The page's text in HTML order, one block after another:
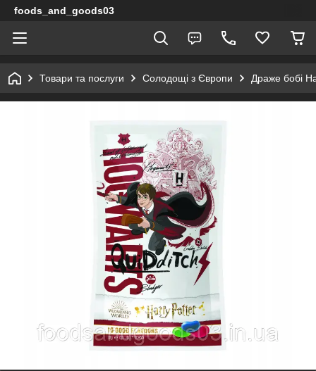
foods_and_goods03
Товари та послуги Солодощі з Європи Драже бобі